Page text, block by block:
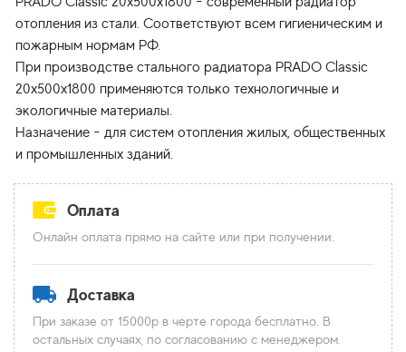
отопления из стали. Соответствуют всем гигиеническим и
пожарным нормам РФ.
При производстве стального радиатора PRADO Classic
20x500x1800 применяются только технологичные и
экологичные материалы.
Назначение - для систем отопления жилых, общественных
Оплата
Онлайн оплата прямо на сайте или при получении.
Доставка
При заказе от 15000р в черте города бесплатно. В
остальных случаях, по согласованию с менеджером.